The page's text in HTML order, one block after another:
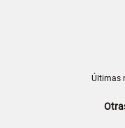
Últimas